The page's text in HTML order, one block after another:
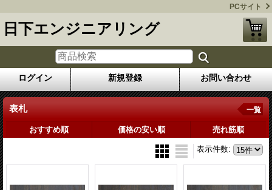
PCサイト
日下エンジニアリング
ログイン 新規登録 お問い合わせ
表札 一覧
おすすめ順 価格の安い順 売れ筋順
表示件数: